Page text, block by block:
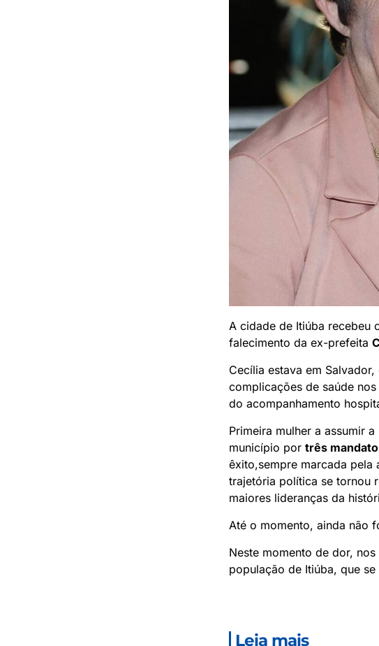
A cidade de Itiúba recebeu
falecimento da ex-prefeita
Cecília estava em
complicações de saúde
do acompanhamento
Primeira mulher a assumir
município por três
êxito,sempre marcada pela
trajetória política se tornou
maiores lideranças da
Até o momento, ainda não
Neste momento de dor,
população de Itiúba, que
Leia mais